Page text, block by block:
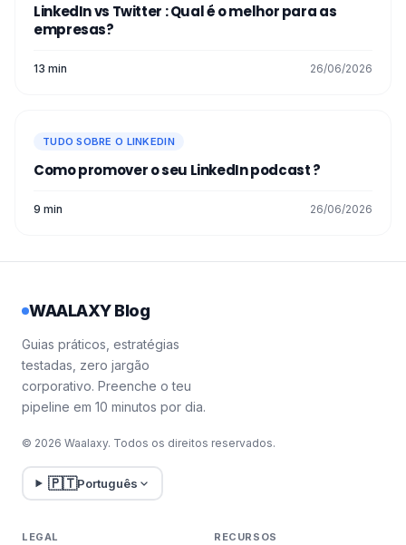
LinkedIn vs Twitter : Qual é o melhor para as
empresas?
13 min 26/06/2026
TUDO SOBRE O LINKEDIN
Como promover o seu LinkedIn podcast ?
9 min 26/06/2026
WAALAXY Blog
Guias práticos, estratégias
testadas, zero jargão
corporativo. Preenche o teu
pipeline em 10 minutos por dia.
© 2026 Waalaxy. Todos os direitos reservados.
🇵🇹Português
LEGAL RECURSOS